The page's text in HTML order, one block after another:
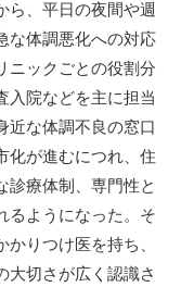
ら、平日の夜間や週
な体調悪化への対応
ニックごとの役割分
入院などを主に担当
近な体調不良の窓口
化が進むにつれ、住
診療体制、専門性と
るようになった。そ
りつけ医を持ち、
大切さが広く認識さ